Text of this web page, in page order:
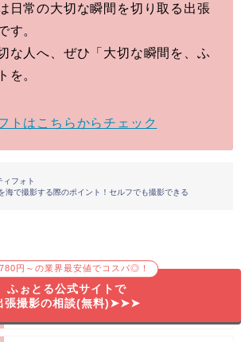
日常の大切な瞬間を切り取る出張
す。
な人へ、ぜひ「大切な瞬間を、ふ
を。
トはこちらからチェック
ィフォト
海で撮影する際のポイント！セルフでも撮影できる
京都でマタニティフォトを撮るなら安い出張撮影
がおすすめ！フォトスポットも紹介
円～の業界最安値でコスパ◎！
ふぉとる公式サイトで
張撮影の相談(無料)➤➤➤